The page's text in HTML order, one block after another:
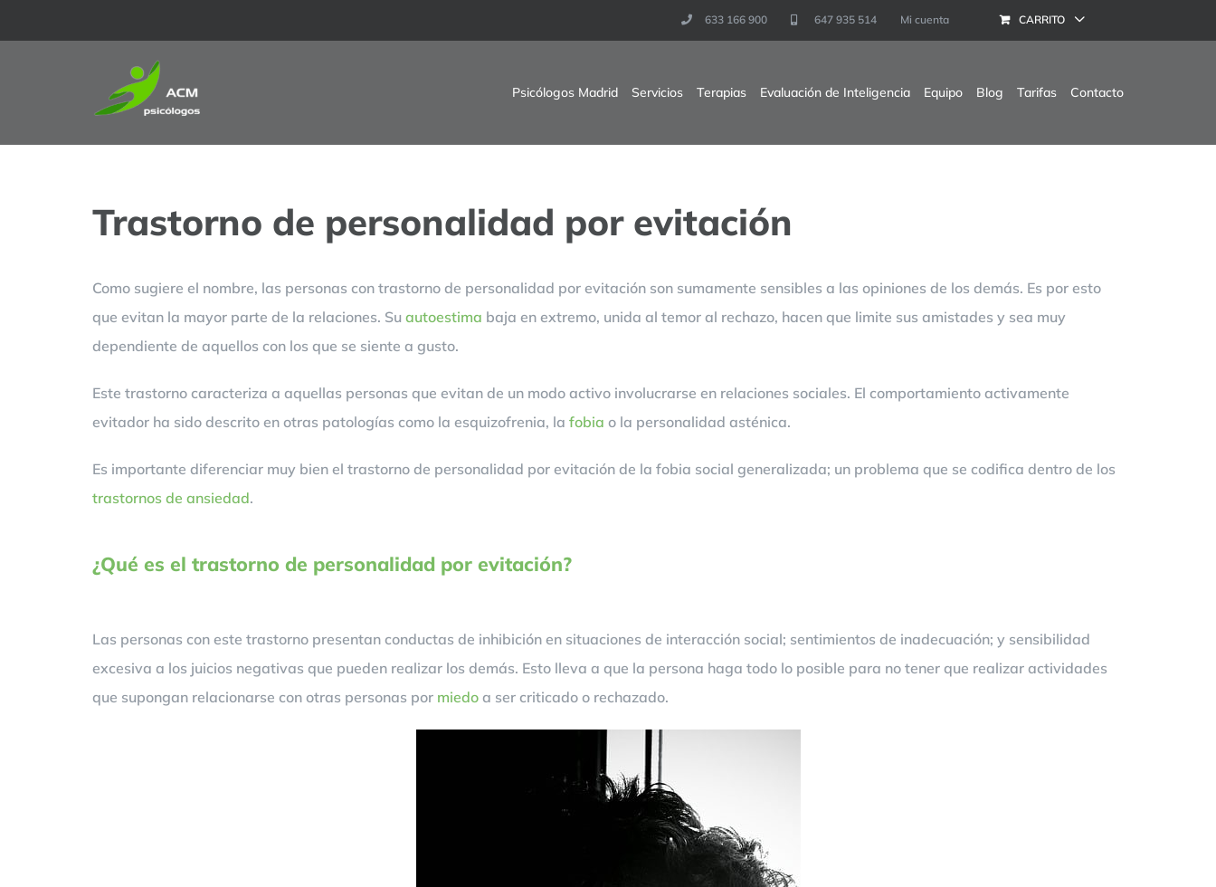
al
633 166 900 647 935 514 Mi cuenta CARRITO
Psicólogos Madrid Servicios Terapias Evaluación de Inteligencia Equipo Blog Tarifas Contacto
Trastorno de personalidad por evitación
Como sugiere el nombre, las personas con trastorno de personalidad por evitación son sumamente sensibles a las opiniones de los demás. Es por esto
que evitan la mayor parte de la relaciones. Su autoestima baja en extremo, unida al temor al rechazo, hacen que limite sus amistades y sea muy
dependiente de aquellos con los que se siente a gusto.
Este trastorno caracteriza a aquellas personas que evitan de un modo activo involucrarse en relaciones sociales. El comportamiento activamente
evitador ha sido descrito en otras patologías como la esquizofrenia, la fobia o la personalidad asténica.
Es importante diferenciar muy bien el trastorno de personalidad por evitación de la fobia social generalizada; un problema que se codifica dentro de los
trastornos de ansiedad.
¿Qué es el trastorno de personalidad por evitación?
Las personas con este trastorno presentan conductas de inhibición en situaciones de interacción social; sentimientos de inadecuación; y sensibilidad
excesiva a los juicios negativas que pueden realizar los demás. Esto lleva a que la persona haga todo lo posible para no tener que realizar actividades
que supongan relacionarse con otras personas por miedo a ser criticado o rechazado.